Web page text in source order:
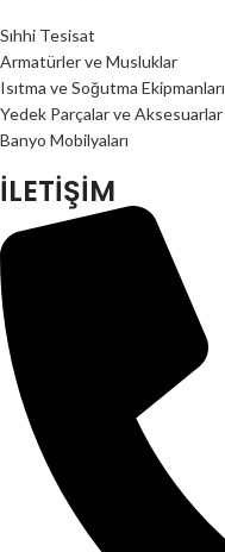
Sıhhi Tesisat
Armatürler ve Musluklar
Isıtma ve Soğutma Ekipmanları
Yedek Parçalar ve Aksesuarlar
Banyo Mobilyaları
İLETİŞİM